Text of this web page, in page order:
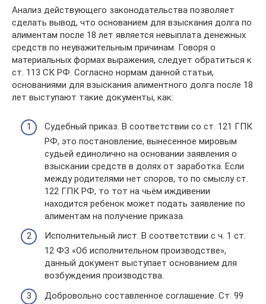
Анализ действующего законодательства позволяет
сделать вывод, что основанием для взыскания долга по
алиментам после 18 лет является невыплата денежных
средств по неуважительным причинам. Говоря о
материальных формах выражения, следует обратиться к
ст. 113 СК РФ. Согласно нормам данной статьи,
основаниями для взыскания алиментного долга после 18
лет выступают такие документы, как:
Судебный приказ. В соответствии со ст. 121 ГПК
РФ, это постановление, вынесенное мировым
судьей единолично на основании заявления о
взыскании средств в долях от заработка. Если
между родителями нет споров, то по смыслу ст.
122 ГПК РФ, то тот на чьём иждивении
находится ребенок может подать заявление по
алиментам на получение приказа.
Исполнительный лист. В соответствии с ч. 1 ст.
12 ФЗ «Об исполнительном производстве»,
данный документ выступает основанием для
возбуждения производства.
Добровольно составленное соглашение. Ст. 99